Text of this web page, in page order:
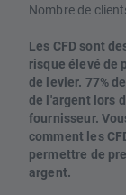
Nombre de
Les CFD sont
risque élevé de
de levier. 77%
de l'argent lors
fournisseur.
comment les
permettre de
argent.